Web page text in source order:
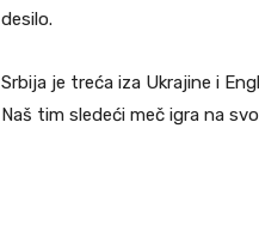
desilo.
Srbija je treća iza Ukrajine i
Naš tim sledeći meč igra na